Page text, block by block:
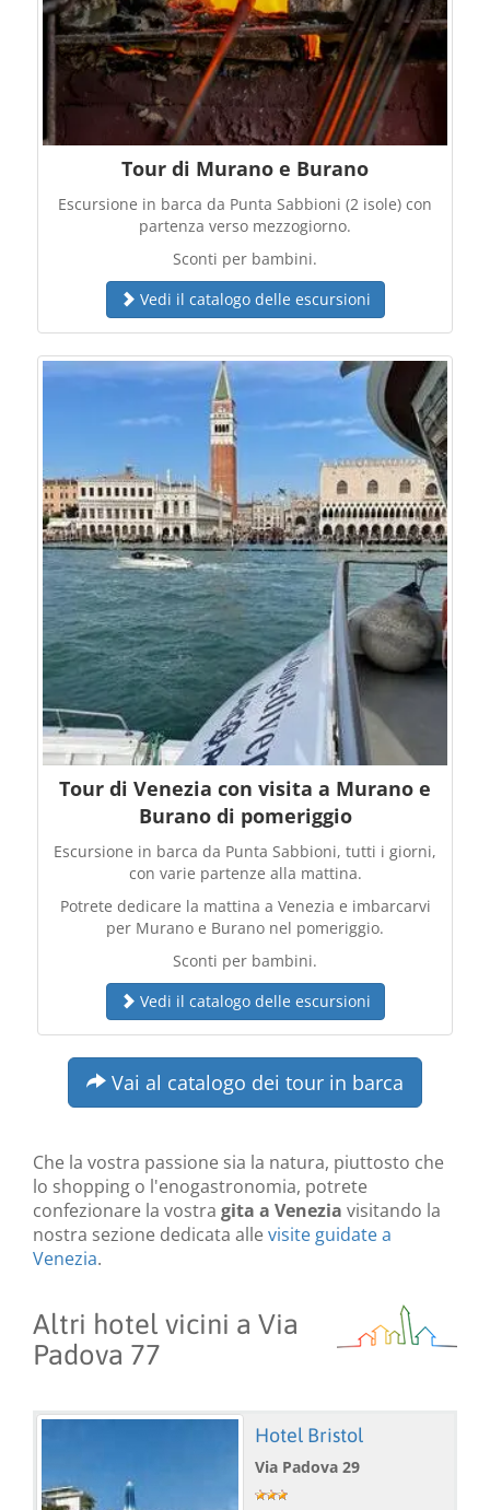
Tour di Murano e Burano
Escursione in barca da Punta Sabbioni (2 isole) con
partenza verso mezzogiorno.
Sconti per bambini.
Vedi il catalogo delle escursioni
Tour di Venezia con visita a Murano e
Burano di pomeriggio
Escursione in barca da Punta Sabbioni, tutti i giorni,
con varie partenze alla mattina.
Potrete dedicare la mattina a Venezia e imbarcarvi
per Murano e Burano nel pomeriggio.
Sconti per bambini.
Vedi il catalogo delle escursioni
Vai al catalogo dei tour in barca
Che la vostra passione sia la natura, piuttosto che
lo shopping o l'enogastronomia, potrete
confezionare la vostra gita a Venezia visitando la
nostra sezione dedicata allevisite guidate a
Venezia.
Altri hotel vicini a Via
Padova 77
Hotel Bristol
Via Padova 29